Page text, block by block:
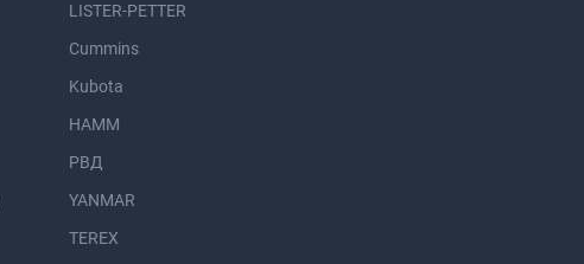
LISTER-PETTER
Cummins
Kubota
HAMM
РВД
YANMAR
TEREX